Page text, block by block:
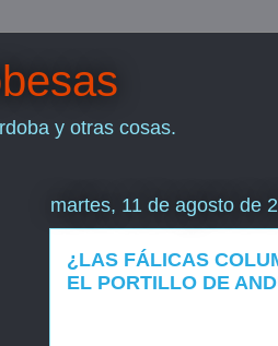
y otras cosas.
martes, 11 de agosto de
¿LAS FÁLICAS
EL PORTILLO DE